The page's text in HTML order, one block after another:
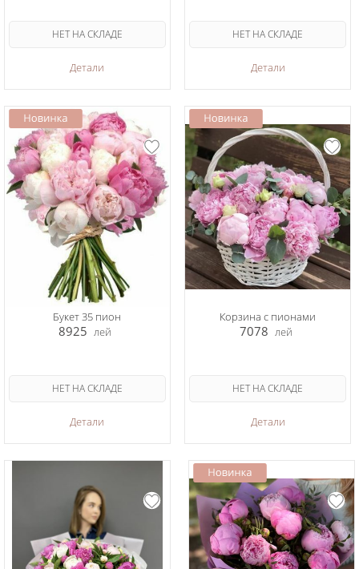
Детали
НЕТ НА СКЛАДЕ
Детали
НЕТ НА СКЛАДЕ
Букет 35 пион
8925 лей
Детали
НЕТ НА СКЛАДЕ
Корзина с пионами
7078 лей
Детали
НЕТ НА СКЛАДЕ